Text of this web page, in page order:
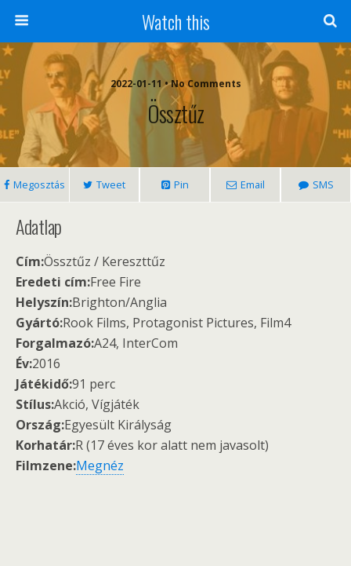
Watch this
2022-01-11 • No Comments
Össztűz
Megosztás Tweet Pin Email SMS
Adatlap
Cím:Össztűz / Kereszttűz
Eredeti cím:Free Fire
Helyszín:Brighton/Anglia
Gyártó:Rook Films, Protagonist Pictures, Film4
Forgalmazó:A24, InterCom
Év:2016
Játékidő:91 perc
Stílus:Akció, Vígjáték
Ország:Egyesült Királyság
Korhatár:R (17 éves kor alatt nem javasolt)
Filmzene:Megnéz